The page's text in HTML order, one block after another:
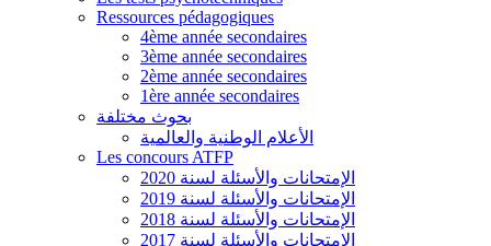
Ressources pédagogiques
4ème année secondaires
3ème année secondaires
2ème année secondaires
1ère année secondaires
بحوث مختلفة
الأعلام الوطنية والعالمية
Les concours ATFP
الإمتحانات والأسئلة لسنة 2020
الإمتحانات والأسئلة لسنة 2019
الإمتحانات والأسئلة لسنة 2018
الإمتحانات والأسئلة لسنة 2017